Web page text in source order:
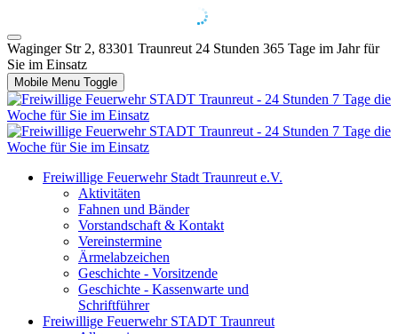
Waginger Str 2, 83301 Traunreut 24 Stunden 365 Tage im Jahr für
Sie im Einsatz
Mobile Menu Toggle
Freiwillige Feuerwehr Stadt Traunreut e.V.
Aktivitäten
Fahnen und Bänder
Vorstandschaft & Kontakt
Vereinstermine
Ärmelabzeichen
Geschichte - Vorsitzende
Geschichte - Kassenwarte und
Schriftführer
Freiwillige Feuerwehr STADT Traunreut